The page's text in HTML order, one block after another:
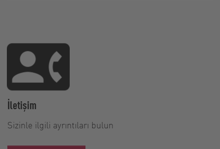
İletişim
Sizinle ilgili ayrıntıları bulun